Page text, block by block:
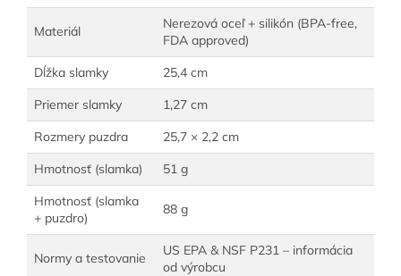
Materiál
Nerezová oceľ + silikón (BPA-free,
FDA approved)
Dĺžka slamky
25,4 cm
Priemer slamky
1,27 cm
Rozmery puzdra
25,7 × 2,2 cm
Hmotnosť (slamka)
51 g
Hmotnosť (slamka
+ puzdro)
88 g
Normy a testovanie
US EPA & NSF P231 – informácia
od výrobcu